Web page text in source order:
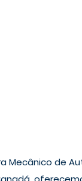
Mecânico de